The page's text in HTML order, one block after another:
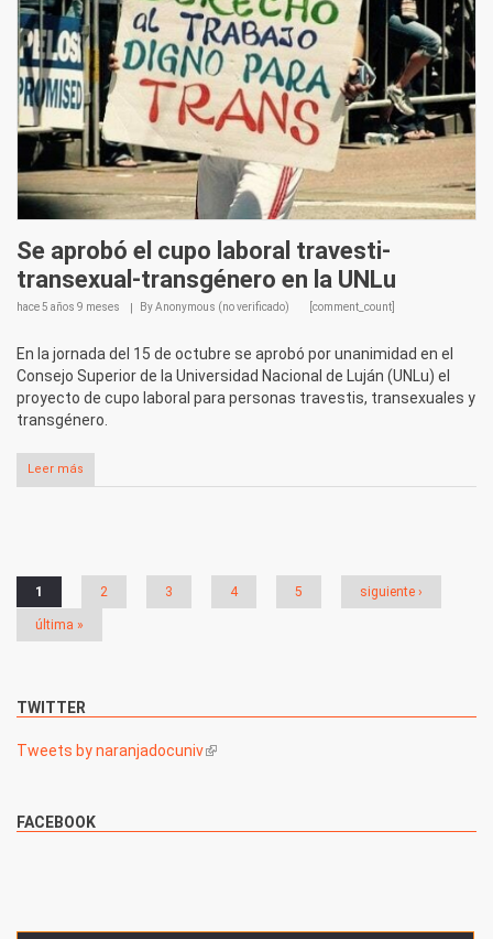
Se aprobó el cupo laboral travesti-
transexual-transgénero en la UNLu
hace5 años 9 meses ByAnonymous (no verificado) [comment_count]
En la jornada del 15 de octubre se aprobó por unanimidad en el
Consejo Superior de la Universidad Nacional de Luján (UNLu) el
proyecto de cupo laboral para personas travestis, transexuales y
transgénero.
Leer más
Páginas
1 2 3 4 5 siguiente ›
última »
TWITTER
Tweets by naranjadocuniv(link is external)
FACEBOOK